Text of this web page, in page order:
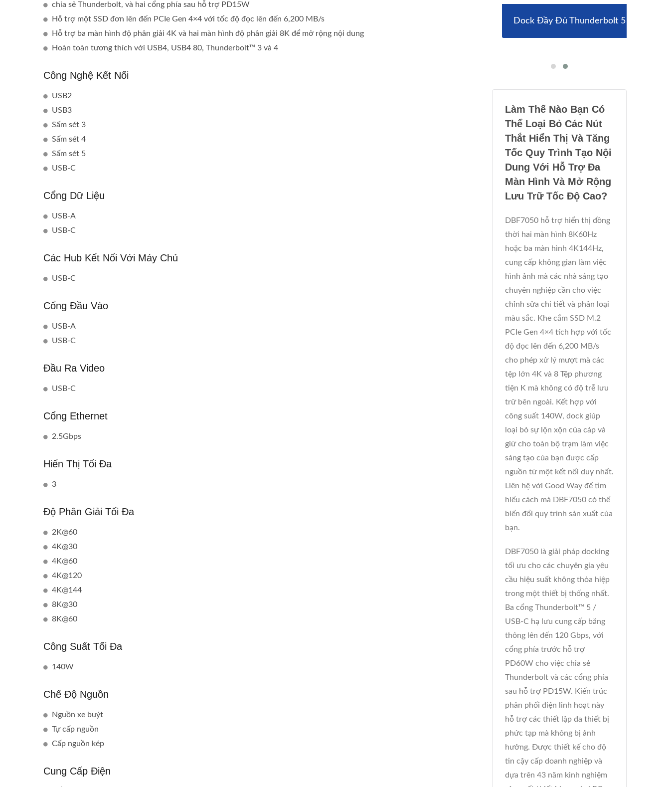
chia sẻ Thunderbolt, và hai cổng phía sau hỗ trợ PD15W
Hỗ trợ một SSD đơn lên đến PCIe Gen 4×4 với tốc độ đọc lên đến 6,200 MB/s
Hỗ trợ ba màn hình độ phân giải 4K và hai màn hình độ phân giải 8K để mở rộng nội dung
Hoàn toàn tương thích với USB4, USB4 80, Thunderbolt™ 3 và 4
Công Nghệ Kết Nối
USB2
USB3
Sấm sét 3
Sấm sét 4
Sấm sét 5
USB-C
Cổng Dữ Liệu
USB-A
USB-C
Các Hub Kết Nối Với Máy Chủ
USB-C
Cổng Đầu Vào
USB-A
USB-C
Đầu Ra Video
USB-C
Cổng Ethernet
2.5Gbps
Hiển Thị Tối Đa
3
Độ Phân Giải Tối Đa
2K@60
4K@30
4K@60
4K@120
4K@144
8K@30
8K@60
Công Suất Tối Đa
140W
Chế Độ Nguồn
Nguồn xe buýt
Tự cấp nguồn
Cấp nguồn kép
Cung Cấp Điện
Dongle Hiển Thị Không Dây
P2P
Dock Đầy Đủ Thunderbolt 5 Dock Đầy Đủ Thunderbolt 5
Làm Thế Nào Bạn Có
Thể Loại Bỏ Các Nút
Thắt Hiển Thị Và Tăng
Tốc Quy Trình Tạo Nội
Dung Với Hỗ Trợ Đa
Màn Hình Và Mở Rộng
Lưu Trữ Tốc Độ Cao?
DBF7050 hỗ trợ hiển thị đồng
thời hai màn hình 8K60Hz
hoặc ba màn hình 4K144Hz,
cung cấp không gian làm việc
hình ảnh mà các nhà sáng tạo
chuyên nghiệp cần cho việc
chỉnh sửa chi tiết và phân loại
màu sắc. Khe cắm SSD M.2
PCIe Gen 4×4 tích hợp với tốc
độ đọc lên đến 6,200 MB/s
cho phép xử lý mượt mà các
tệp lớn 4K và 8 Tệp phương
tiện K mà không có độ trễ lưu
trữ bên ngoài. Kết hợp với
công suất 140W, dock giúp
loại bỏ sự lộn xộn của cáp và
giữ cho toàn bộ trạm làm việc
sáng tạo của bạn được cấp
nguồn từ một kết nối duy nhất.
Liên hệ với Good Way để tìm
hiểu cách mà DBF7050 có thể
biến đổi quy trình sản xuất của
bạn.
DBF7050 là giải pháp docking
tối ưu cho các chuyên gia yêu
cầu hiệu suất không thỏa hiệp
trong một thiết bị thống nhất.
Ba cổng Thunderbolt™ 5 /
USB-C hạ lưu cung cấp băng
thông lên đến 120 Gbps, với
cổng phía trước hỗ trợ
PD60W cho việc chia sẻ
Thunderbolt và các cổng phía
sau hỗ trợ PD15W. Kiến trúc
phân phối điện linh hoạt này
hỗ trợ các thiết lập đa thiết bị
phức tạp mà không bị ảnh
hưởng. Được thiết kế cho độ
tin cậy cấp doanh nghiệp và
dựa trên 43 năm kinh nghiệm